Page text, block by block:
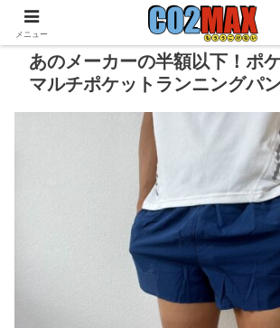
あのメーカーの半額以下！ポ
マルチポケットランニングパ
メニュー